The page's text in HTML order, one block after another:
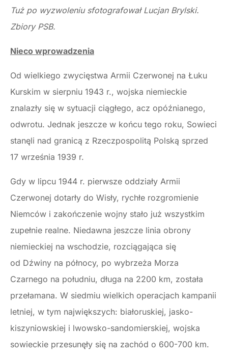
Tuż po wyzwoleniu sfotografował Lucjan Brylski.
Zbiory PSB.
Nieco wprowadzenia
Od wielkiego zwycięstwa Armii Czerwonej na Łuku
Kurskim w sierpniu 1943 r., wojska niemieckie
znalazły się w sytuacji ciągłego, acz opóźnianego,
odwrotu. Jednak jeszcze w końcu tego roku, Sowieci
stanęli nad granicą z Rzeczpospolitą Polską sprzed
17 września 1939 r.
Gdy w lipcu 1944 r. pierwsze oddziały Armii
Czerwonej dotarły do Wisły, rychłe rozgromienie
Niemców i zakończenie wojny stało już wszystkim
zupełnie realne. Niedawna jeszcze linia obrony
niemieckiej na wschodzie, rozciągająca się
od Dźwiny na północy, po wybrzeża Morza
Czarnego na południu, długa na 2200 km, została
przełamana. W siedmiu wielkich operacjach kampanii
letniej, w tym największych: białoruskiej, jasko-
kiszyniowskiej i lwowsko-sandomierskiej, wojska
sowieckie przesunęły się na zachód o 600-700 km.